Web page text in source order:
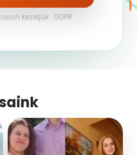
kezeljük · GDPR